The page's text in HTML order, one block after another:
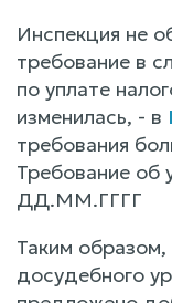
Инспекция не
требование в
по уплате
изменилась, - в
требования
Требование об
ДД.ММ.ГГГГ
Таким
досудебного